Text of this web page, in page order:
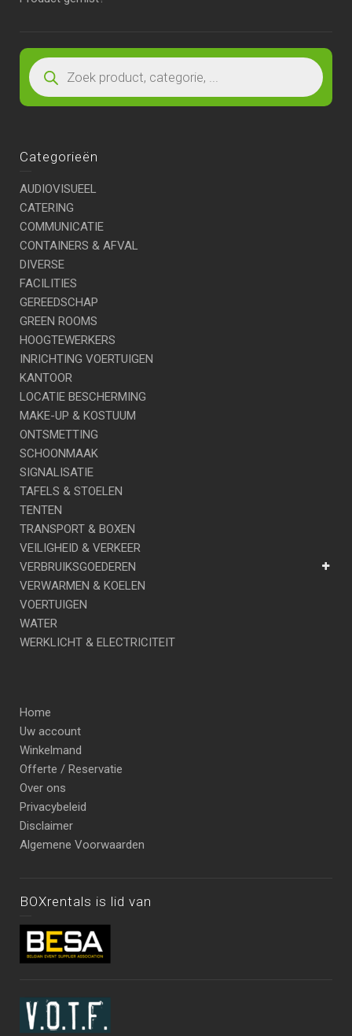
Categorieën
AUDIOVISUEEL
CATERING
COMMUNICATIE
CONTAINERS & AFVAL
DIVERSE
FACILITIES
GEREEDSCHAP
GREEN ROOMS
HOOGTEWERKERS
INRICHTING VOERTUIGEN
KANTOOR
LOCATIE BESCHERMING
MAKE-UP & KOSTUUM
ONTSMETTING
SCHOONMAAK
SIGNALISATIE
TAFELS & STOELEN
TENTEN
TRANSPORT & BOXEN
VEILIGHEID & VERKEER
VERBRUIKSGOEDEREN
VERWARMEN & KOELEN
VOERTUIGEN
WATER
WERKLICHT & ELECTRICITEIT
Home
Uw account
Winkelmand
Offerte / Reservatie
Over ons
Privacybeleid
Disclaimer
Algemene Voorwaarden
BOXrentals is lid van